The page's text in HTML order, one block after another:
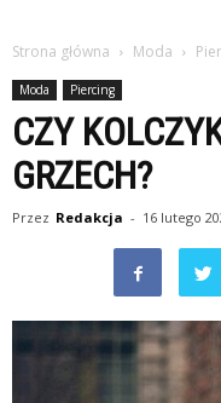
Strona główna Moda
Moda Piercing
CZY
GRZECH?
Przez Redakcja - 16 lutego